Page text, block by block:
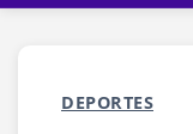
DEPORTES